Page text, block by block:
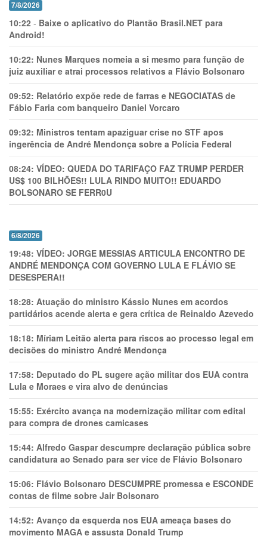
7/8/2026
10:22 - Baixe o aplicativo do Plantão Brasil.NET para
Android!
10:22: Nunes Marques nomeia a si mesmo para função de
juiz auxiliar e atrai processos relativos a Flávio Bolsonaro
09:52: Relatório expõe rede de farras e NEGOCIATAS de
Fábio Faria com banqueiro Daniel Vorcaro
09:32: Ministros tentam apaziguar crise no STF apos
ingerência de André Mendonça sobre a Polícia Federal
08:24: VÍDEO: QUEDA DO TARIFAÇO FAZ TRUMP PERDER
US$ 100 BILHÕES!! LULA RINDO MUITO!! EDUARDO
BOLSONARO SE FERR0U
6/8/2026
19:48: VÍDEO: JORGE MESSIAS ARTICULA ENCONTRO DE
ANDRÉ MENDONÇA COM GOVERNO LULA E FLÁVIO SE
DESESPERA!!
18:28: Atuação do ministro Kássio Nunes em acordos
partidários acende alerta e gera crítica de Reinaldo Azevedo
18:18: Míriam Leitão alerta para riscos ao processo legal em
decisões do ministro André Mendonça
17:58: Deputado do PL sugere ação militar dos EUA contra
Lula e Moraes e vira alvo de denúncias
15:55: Exército avança na modernização militar com edital
para compra de drones camicases
15:44: Alfredo Gaspar descumpre declaração pública sobre
candidatura ao Senado para ser vice de Flávio Bolsonaro
15:06: Flávio Bolsonaro DESCUMPRE promessa e ESCONDE
contas de filme sobre Jair Bolsonaro
14:52: Avanço da esquerda nos EUA ameaça bases do
movimento MAGA e assusta Donald Trump